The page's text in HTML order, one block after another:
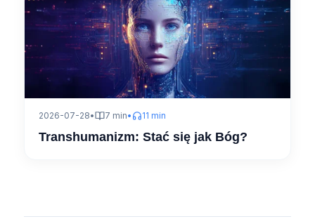
2026-07-28• 7 min• 11 min
Transhumanizm: Stać się jak Bóg?